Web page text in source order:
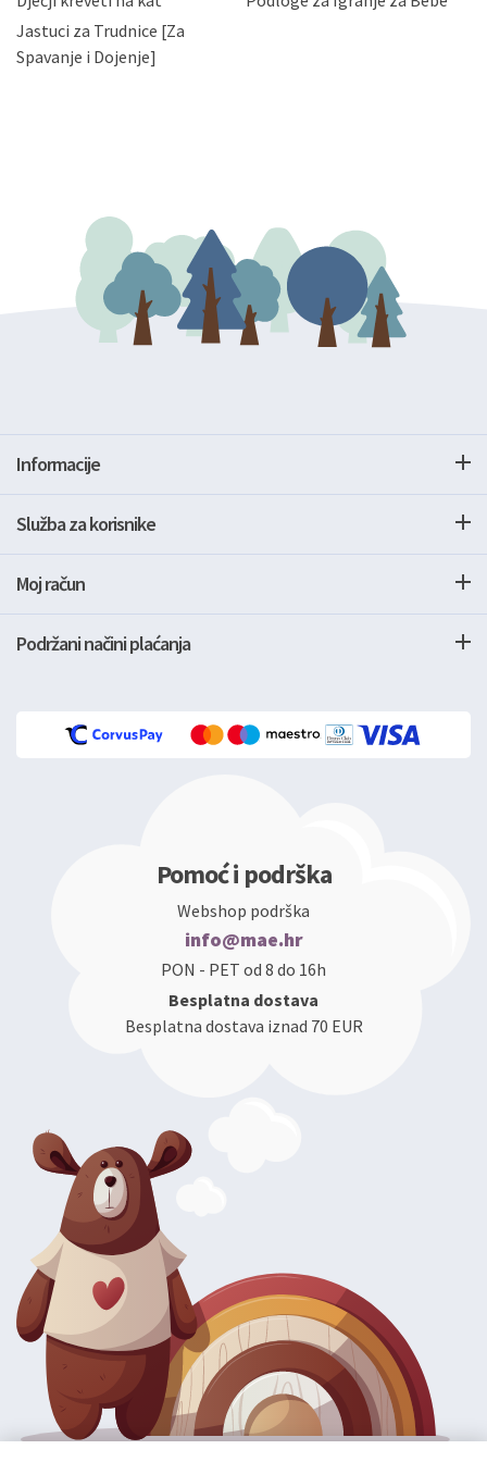
zatražiti prestanak aktivnosti obrade Vaših osobnih
podataka. Opoziv privole možete podnijeti poštom na
gore navedenu adresu ili e-mailom na adresu:
Jastuci za Trudnice [Za
Spavanje i Dojenje]
Informacije
Služba za korisnike
Moj račun
Podržani načini plaćanja
Pomoć i podrška
Webshop podrška
info@mae.hr
PON - PET od 8 do 16h
Besplatna dostava
Besplatna dostava iznad 70 EUR